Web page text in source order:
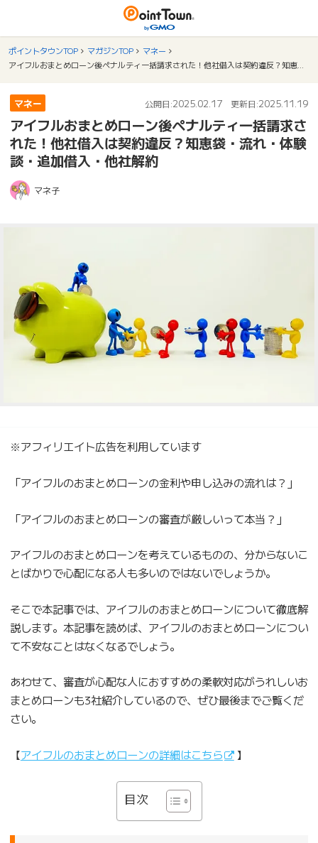
ポイントタウンTOP マガジンTOP
マネー
マネー 公開日:2025.02.17 更新日:2025.11.19
アイフルおまとめローン後ペナルティ一括請求さ
れた！他社借入は契約違反？知恵袋・流れ・体験
談・追加借入・他社解約
マネ子
※アフィリエイト広告を利用しています
「アイフルのおまとめローンの金利や申し込みの流れは？」
「アイフルのおまとめローンの審査が厳しいって本当？」
アイフルのおまとめローンを考えているものの、分からないこ
とばかりで心配になる人も多いのではないでしょうか。
そこで本記事では、アイフルのおまとめローンについて徹底解
説します。本記事を読めば、アイフルのおまとめローンについ
て不安なことはなくなるでしょう。
あわせて、審査が心配な人におすすめの柔軟対応がうれしいお
まとめローンも3社紹介しているので、ぜひ最後までご覧くだ
さい。
【アイフルのおまとめローンの詳細はこちら 】
目次